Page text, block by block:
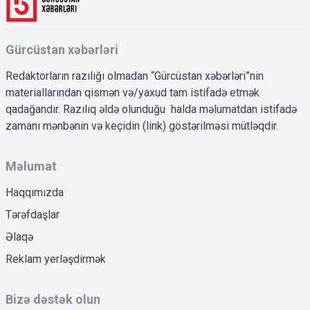
Gürcüstan xəbərləri
Redaktorların razılığı olmadan “Gürcüstan xəbərləri”nin
materiallarından qismən və/yaxud tam istifadə etmək
qadağandır. Razılıq əldə olunduğu halda məlumatdan istifadə
zamanı mənbənin və keçidin (link) göstərilməsi mütləqdir.
Məlumat
Haqqımızda
Tərəfdaşlar
Əlaqə
Reklam yerləşdirmək
Bizə dəstək olun